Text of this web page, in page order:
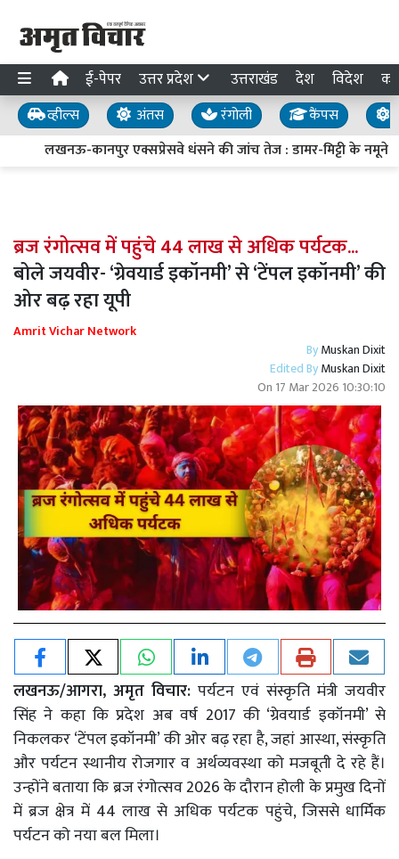
ई-पेपर उत्तर प्रदेश उत्तराखंड देश विदेश
व्हील्स अंतस रंगोली कैंपस
लखनऊ-कानपुर एक्सप्रेसवे धंसने की जांच तेज : डामर-मिट्टी के नमूने
ब्रज रंगोत्सव में पहुंचे 44 लाख से अधिक पर्यटक...
बोले जयवीर- ‘ग्रेवयार्ड इकॉनमी’ से ‘टेंपल इकॉनमी’ की
ओर बढ़ रहा यूपी
Amrit Vichar Network
ByMuskan Dixit
Edited ByMuskan Dixit
On 17 Mar 2026 10:30:10
लखनऊ/आगरा, अमृत विचार: पर्यटन एवं संस्कृति मंत्री जयवीर
सिंह ने कहा कि प्रदेश अब वर्ष 2017 की ‘ग्रेवयार्ड इकॉनमी’ से
निकलकर ‘टेंपल इकॉनमी’ की ओर बढ़ रहा है, जहां आस्था, संस्कृति
और पर्यटन स्थानीय रोजगार व अर्थव्यवस्था को मजबूती दे रहे हैं।
उन्होंने बताया कि ब्रज रंगोत्सव 2026 के दौरान होली के प्रमुख दिनों
में ब्रज क्षेत्र में 44 लाख से अधिक पर्यटक पहुंचे, जिससे धार्मिक
पर्यटन को नया बल मिला।